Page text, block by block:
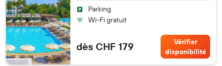
Parking
Wi-Fi gratuit
dès CHF 179
Vérifier
disponibilité